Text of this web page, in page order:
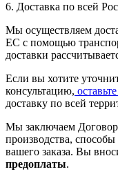
6. Доставка по всей
Мы осуществляем
ЕС с помощью
доставки
Если вы хотите
консультацию,
доставку по всей
Мы заключаем
производства,
вашего заказа. Вы
предоплаты.